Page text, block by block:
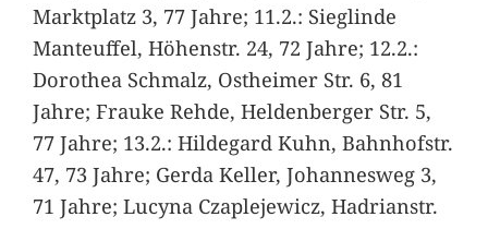
Marktplatz 3, 77 Jahre; 11.2.: Sieglinde
Manteuffel, Höhenstr. 24, 72 Jahre; 12.2.:
Dorothea Schmalz, Ostheimer Str. 6, 81
Jahre; Frauke Rehde, Heldenberger Str. 5,
77 Jahre; 13.2.: Hildegard Kuhn, Bahnhofstr.
47, 73 Jahre; Gerda Keller, Johannesweg 3,
71 Jahre; Lucyna Czaplejewicz, Hadrianstr.